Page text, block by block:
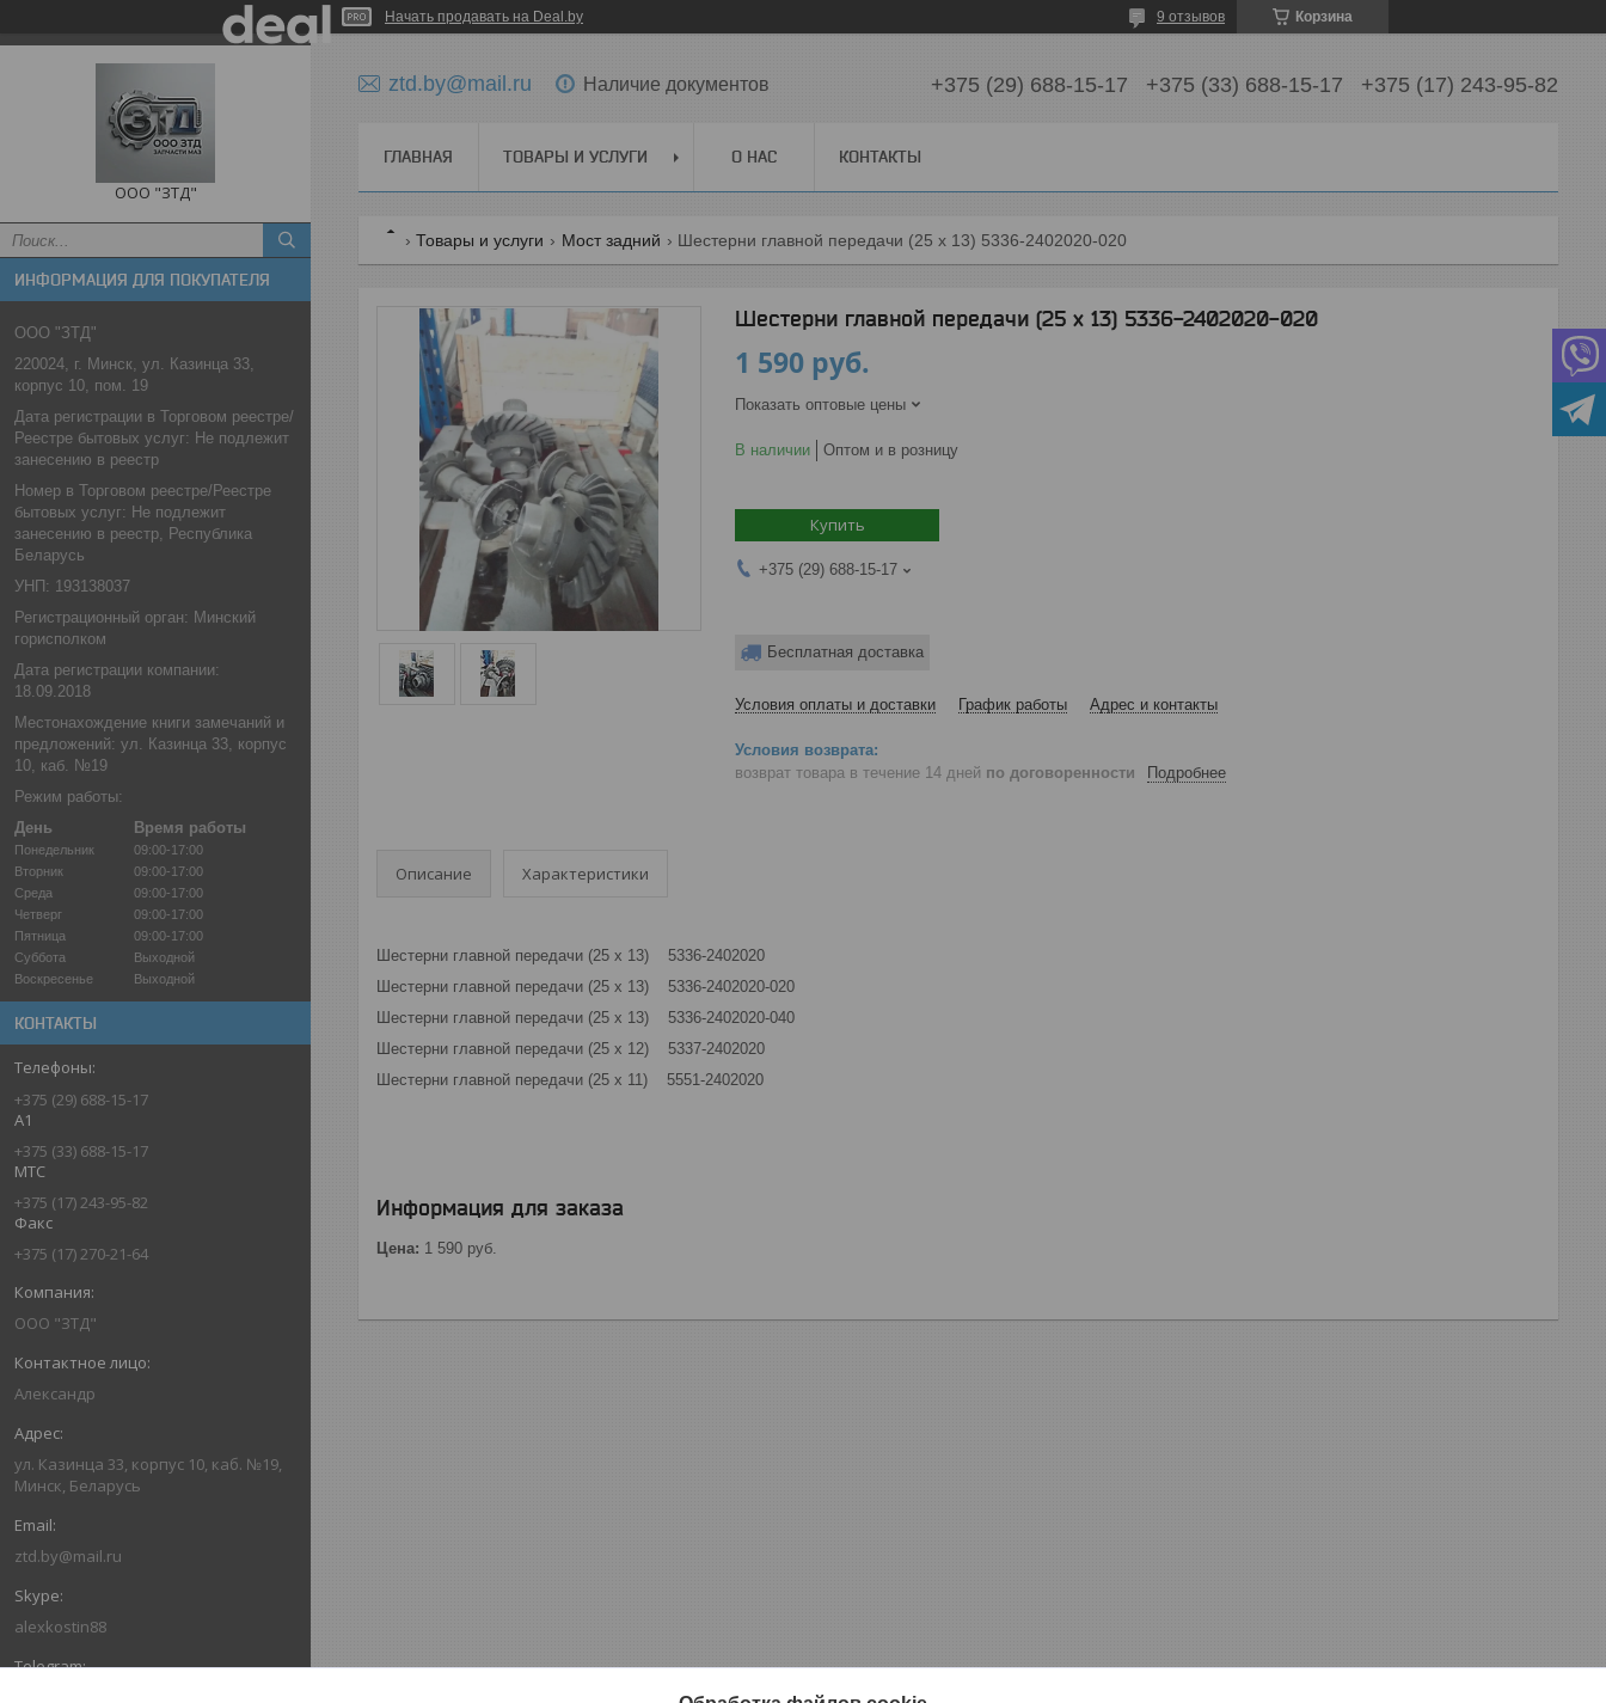
Начать продавать на Deal.by Корзина
9 отзывов
ООО "ЗТД"
ИНФОРМАЦИЯ ДЛЯ ПОКУПАТЕЛЯ
ООО "ЗТД"
220024, г. Минск, ул. Казинца 33,
корпус 10, пом. 19
Дата регистрации в Торговом реестре/
Реестре бытовых услуг: Не подлежит
занесению в реестр
Номер в Торговом реестре/Реестре
бытовых услуг: Не подлежит
занесению в реестр, Республика
Беларусь
УНП: 193138037
Регистрационный орган: Минский
горисполком
Дата регистрации компании:
18.09.2018
Местонахождение книги замечаний и
предложений: ул. Казинца 33, корпус
10, каб. №19
Режим работы:
День
Время работы
Понедельник
09:00-17:00
Вторник
09:00-17:00
Среда
09:00-17:00
Четверг
09:00-17:00
Пятница
09:00-17:00
Суббота
Выходной
Воскресенье
Выходной
КОНТАКТЫ
+375 (29) 688-15-17
А1
+375 (33) 688-15-17
МТС
+375 (17) 243-95-82
Факс
+375 (17) 270-21-64
ООО "ЗТД"
Александр
ул. Казинца 33, корпус 10, каб. №19,
Минск, Беларусь
ztd.by@mail.ru
alexkostin88
ztd.by@mail.ru Наличие документов +375 (29) 688-15-17 +375 (33) 688-15-17 +375 (17) 243-95-82
ГЛАВНАЯ ТОВАРЫ И УСЛУГИ О НАС КОНТАКТЫ
Товары и услуги Мост задний Шестерни главной передачи (25 х 13) 5336-2402020-020
Шестерни главной передачи (25 х 13) 5336-2402020-020
1 590 руб.
Показать оптовые цены
В наличии Оптом и в розницу
Купить
+375 (29) 688-15-17
Бесплатная доставка
Условия оплаты и доставки График работы Адрес и контакты
возврат товара в течение 14 дней по договоренности Подробнее
Описание Характеристики
Шестерни главной передачи (25 х 13) 5336-2402020
Шестерни главной передачи (25 х 13) 5336-2402020-020
Шестерни главной передачи (25 х 13) 5336-2402020-040
Шестерни главной передачи (25 х 12) 5337-2402020
Шестерни главной передачи (25 х 11) 5551-2402020
Информация для заказа
Цена: 1 590 руб.